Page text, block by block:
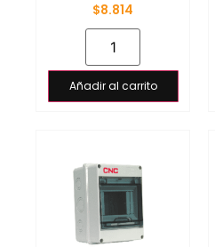
$8.814
Añadir al carrito